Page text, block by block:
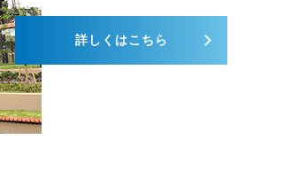
詳しくはこちら